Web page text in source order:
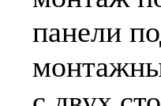
панели